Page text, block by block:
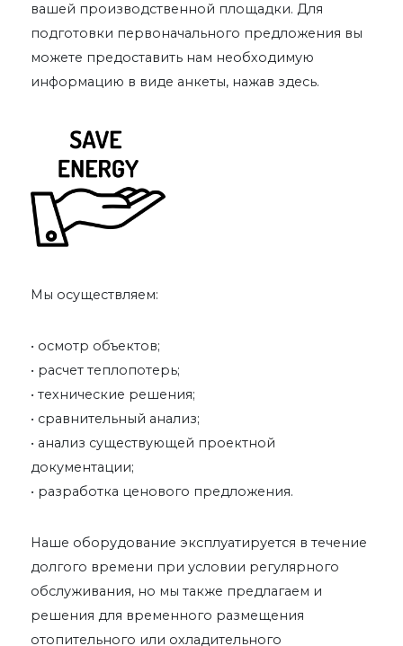
вашей производственной площадки. Для
подготовки первоначального предложения вы
можете предоставить нам необходимую
информацию в виде анкеты, нажав здесь.
Мы осуществляем:
• осмотр объектов;
• расчет теплопотерь;
• технические решения;
• сравнительный анализ;
• анализ существующей проектной
документации;
• разработка ценового предложения.
Наше оборудование эксплуатируется в течение
долгого времени при условии регулярного
обслуживания, но мы также предлагаем и
решения для временного размещения
отопительного или охладительного